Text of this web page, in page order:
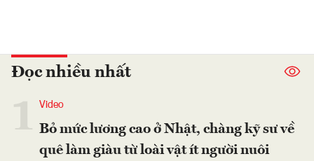
Đọc nhiều nhất
Video
Bỏ mức lương cao ở Nhật, chàng kỹ sư về
quê làm giàu từ loài vật ít người nuôi